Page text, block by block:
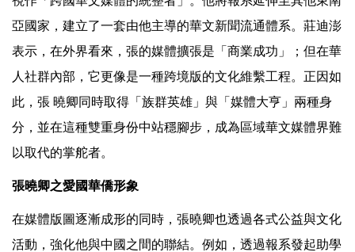
亞國家，建立了一套由他主導的華文新聞流通體系。莊迪澎
表示，在外界看來，張的媒體擴張是「商業成功」；但在華
人社群內部，它更像是一種跨境版的文化維繫工程。正因如
此，張 曉卿同時取得「族群英雄」與「媒體大亨」兩種身
分，並在這種雙重身份中站穩腳步，成為區域華文媒體界難
以取代的掌舵者。
張曉卿之愛國華僑形象
在媒體版圖逐漸成形的同時，張曉卿也透過各式公益與文化
活動，強化他與中國之間的聯結。例如，透過報系發起助學